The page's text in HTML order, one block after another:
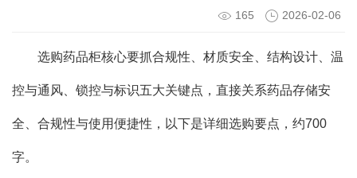
165 2026-02-06
选购药品柜核心要抓合规性、材质安全、结构设计、温
控与通风、锁控与标识五大关键点，直接关系药品存储安
全、合规性与使用便捷性，以下是详细选购要点，约700
字。